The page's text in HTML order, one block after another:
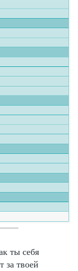
ты себя
за твоей